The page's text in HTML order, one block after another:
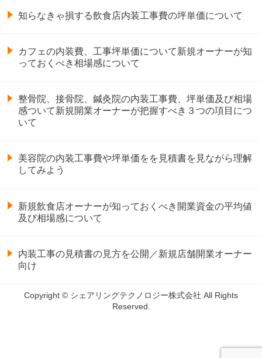
知らなきゃ損する飲食店内装工事費の坪単価について
カフェの内装費、工事坪単価について新規オーナーが知
っておくべき相場感について
整骨院、接骨院、鍼灸院の内装工事費、坪単価及び相場
感ついて新規開業オーナーが把握すべき３つの項目につ
いて
美容院の内装工事費や坪単価をを見積書を見ながら理解
してみよう
新規飲食店オーナーが知っておくべき開業資金の平均値
及び相場感について
内装工事の見積書の見方を公開／新規店舗開業オーナー
向け
Copyright © シェアリングテクノロジー株式会社 All Rights
Reserved.